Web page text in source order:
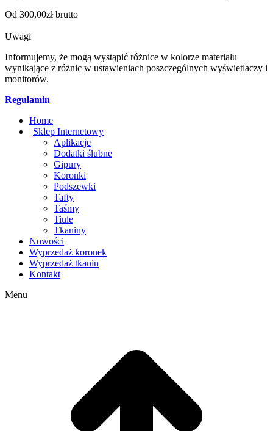
Od 300,00zł brutto
Uwagi
Informujemy, że mogą wystąpić różnice w kolorze materiału
wynikające z różnic w ustawieniach poszczególnych wyświetlaczy i
monitorów.
Regulamin
Home
Sklep Internetowy
Aplikacje
Dodatki ślubne
Gipury
Koronki
Podszewki
Tafty
Taśmy
Tiule
Tkaniny
Nowości
Wyprzedaż koronek
Wyprzedaż tkanin
Kontakt
Menu